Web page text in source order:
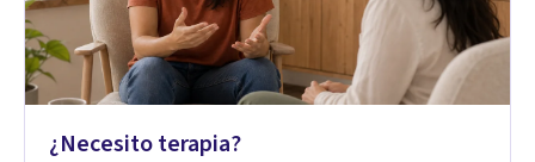
¿Necesito terapia?